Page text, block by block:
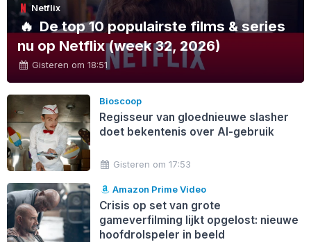
Netflix
🔥 De top 10 populairste films & series
nu op Netflix (week 32, 2026)
Gisteren om 18:51
Bioscoop
Regisseur van gloednieuwe slasher
doet bekentenis over AI-gebruik
Gisteren om 17:53
Amazon Prime Video
Crisis op set van grote
gameverfilming lijkt opgelost: nieuwe
hoofdrolspeler in beeld